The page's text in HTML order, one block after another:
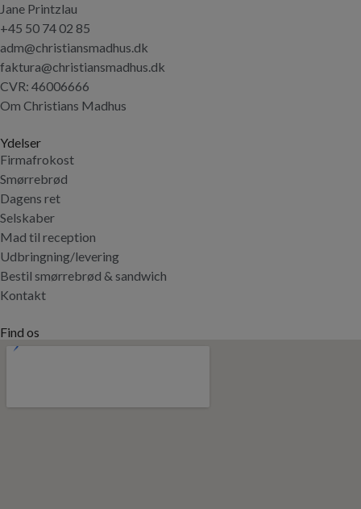
Jane Printzlau
+45 50 74 02 85
adm@christiansmadhus.dk
faktura@christiansmadhus.dk
CVR: 46006666
Om Christians Madhus
Ydelser
Firmafrokost
Smørrebrød
Dagens ret
Selskaber
Mad til reception
Udbringning/levering
Bestil smørrebrød & sandwich
Kontakt
Find os